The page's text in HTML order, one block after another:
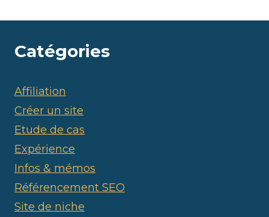
Catégories
Affiliation
Créer un site
Etude de cas
Expérience
Infos & mémos
Référencement SEO
Site de niche